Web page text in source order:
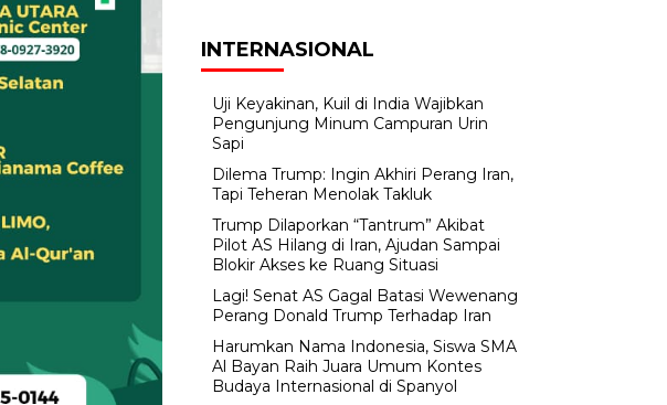
INTERNASIONAL
Uji Keyakinan, Kuil di India Wajibkan
Pengunjung Minum Campuran Urin
Sapi
Dilema Trump: Ingin Akhiri Perang Iran,
Tapi Teheran Menolak Takluk
Trump Dilaporkan “Tantrum” Akibat
Pilot AS Hilang di Iran, Ajudan Sampai
Blokir Akses ke Ruang Situasi
Lagi! Senat AS Gagal Batasi Wewenang
Perang Donald Trump Terhadap Iran
Harumkan Nama Indonesia, Siswa SMA
Al Bayan Raih Juara Umum Kontes
Budaya Internasional di Spanyol